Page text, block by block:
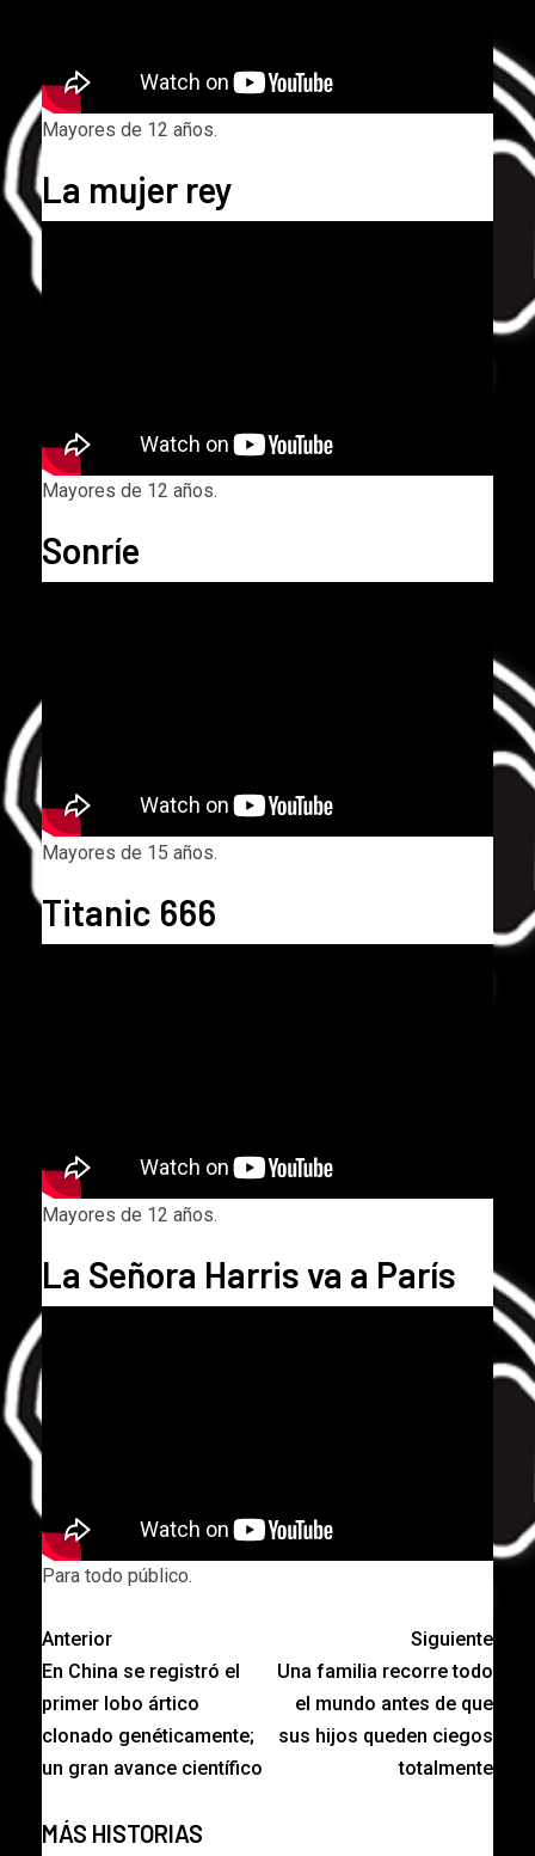
Mayores de 12 años.
La mujer rey
Mayores de 12 años.
Sonríe
Mayores de 15 años.
Titanic 666
Mayores de 12 años.
La Señora Harris va a París
Para todo público.
Anterior
En China se registró el
primer lobo ártico
clonado genéticamente;
un gran avance científico
Siguiente
Una familia recorre todo
el mundo antes de que
sus hijos queden ciegos
totalmente
MÁS HISTORIAS